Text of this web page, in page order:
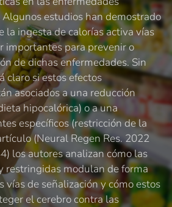
estudios han demostrado
la ingesta de calorías activa vías
importantes para prevenir o
de dichas enfermedades. Sin
claro si estos efectos
asociados a una reducción
hipocalórica) o a una
específicos (restricción de la
(Neural Regen Res. 2022
los autores analizan cómo las
restringidas modulan de forma
vías de señalización y cómo estos
el cerebro contra las